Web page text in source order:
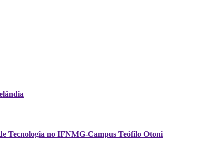
Tecnologia no IFNMG-Campus Teófilo Otoni